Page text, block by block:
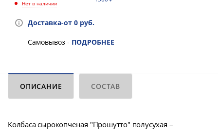
Нет в наличии
Доставка-от 0 руб.
Самовывоз - ПОДРОБНЕЕ
ОПИСАНИЕ СОСТАВ
Колбаса сырокопченая "Прошутто" полусухая –